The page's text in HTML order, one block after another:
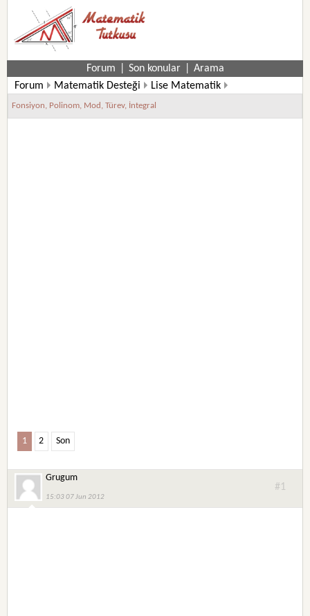
Forum Son konular
Arama
Forum
Matematik Desteği
Lise Matematik
12. Sınıf Matematik Soruları
Fonsiyon, Polinom, Mod, Türev, İntegral
1 2 Son
Grugum
15:03 07 Jun 2012
#1